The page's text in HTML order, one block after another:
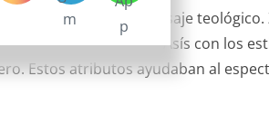
a transmitir un mensaje
San Francisco de Asís con los
Estos atributos ayudaban al